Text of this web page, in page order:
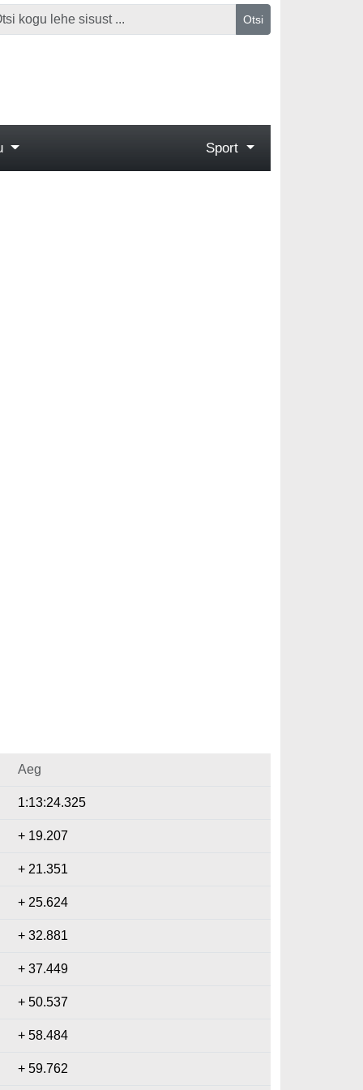
Otsi
Sport
Aeg
1:13:24.325
+ 19.207
+ 21.351
+ 25.624
+ 32.881
+ 37.449
+ 50.537
+ 58.484
+ 59.762